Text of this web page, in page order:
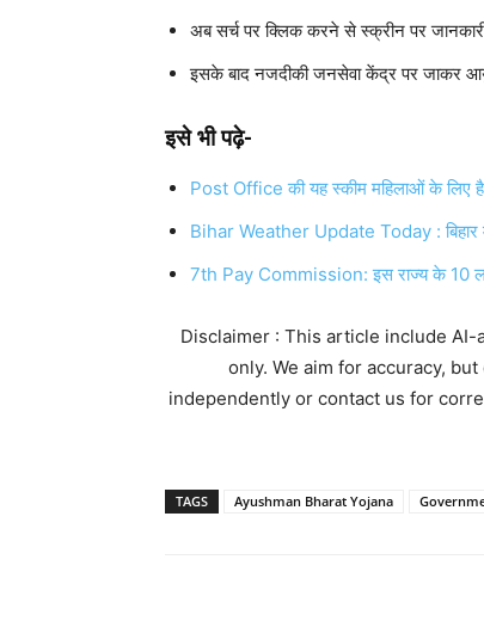
अब सर्च पर क्लिक करने से स्क्रीन पर
इसके बाद नजदीकी जनसेवा केंद्र पर जाकर
इसे भी पढ़े-
Post Office की यह स्कीम महिलाओं के लिए
Bihar Weather Update Today : बिहार में
7th Pay Commission: इस राज्य के 10
Disclaimer : This article include
only. We aim for accuracy,
independently or contact us for
TAGS Ayushman Bharat Yojana